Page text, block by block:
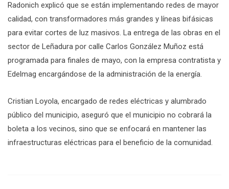
Radonich explicó que se están implementando redes de mayor
calidad, con transformadores más grandes y líneas bifásicas
para evitar cortes de luz masivos. La entrega de las obras en el
sector de Leñadura por calle Carlos González Muñoz está
programada para finales de mayo, con la empresa contratista y
Edelmag encargándose de la administración de la energía.
Cristian Loyola, encargado de redes eléctricas y alumbrado
público del municipio, aseguró que el municipio no cobrará la
boleta a los vecinos, sino que se enfocará en mantener las
infraestructuras eléctricas para el beneficio de la comunidad.